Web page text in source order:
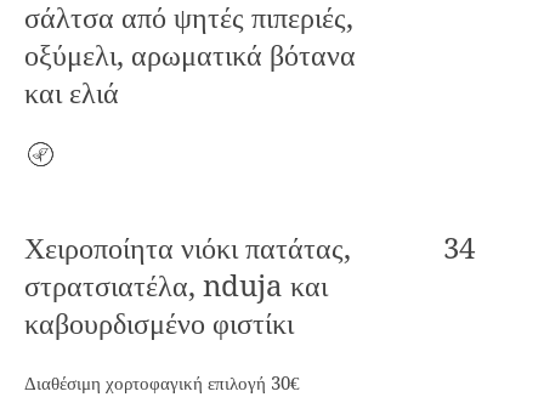
σάλτσα από ψητές πιπεριές,
οξύμελι, αρωματικά βότανα
και ελιά
Vegetarian
Χειροποίητα νιόκι πατάτας,
στρατσιατέλα, nduja και
καβουρδισμένο φιστίκι
34
Διαθέσιμη χορτοφαγική επιλογή 30€